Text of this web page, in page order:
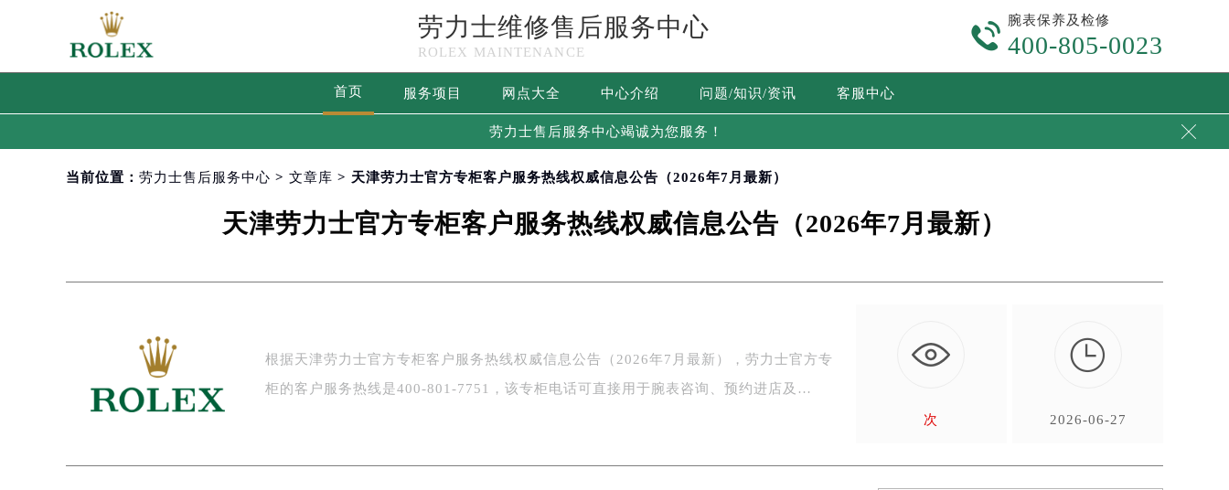
劳力士维修售后服务中心
ROLEX MAINTENANCE

腕表保养及检修
400-805-0023
首页 服务项目 网点大全 中心介绍 问题/知识/资讯 客服中心
劳力士售后服务中心竭诚为您服务！ 
当前位置： 劳力士售后服务中心 > 文章库 > 天津劳力士官方专柜客户服务热线权威信息公告（2026年7月最新）
天津劳力士官方专柜客户服务热线权威信息公告（2026年7月最新）
根据天津劳力士官方专柜客户服务热线权威信息公告（2026年7月最新），劳力士官方专
柜的客户服务热线是400-801-7751，该专柜电话可直接用于腕表咨询、预约进店及…
次

2026-06-27